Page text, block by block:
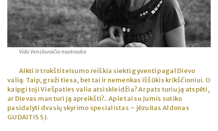
Vido Venslovaičio nuotrauka
Alkti ir trokšti teisumo reiškia siekti gyventi pagal Dievo
valią. Taip, graži tiesa, bet tai ir nemenkas iššūkis krikščioniui. O
kaipgi toji Viešpaties valia atsiskleidžia? Ar pats turiu ją atspėti,
ar Dievas man turi ją apreikšti?.. Apie tai su Jumis sutiko
pasidalyti dvasių skyrimo specialistas – jėzuitas Aldonas
GUDAITIS SJ.